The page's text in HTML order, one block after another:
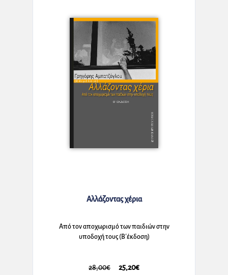
Αλλάζοντας χέρια
Από τον αποχωρισμό των παιδιών στην
υποδοχή τους (Β΄έκδοση)
28,00€ 25,20€